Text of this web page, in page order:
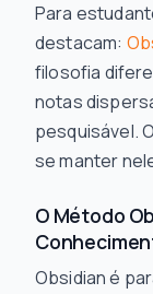
Para
destacam:
filosofia
notas
pesquisável.
se manter
O Método
Obsidian é